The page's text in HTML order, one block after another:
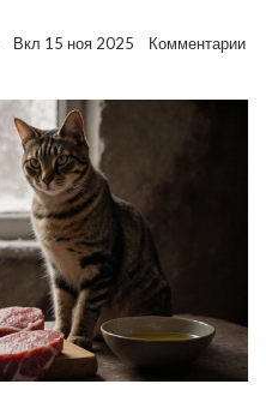
Вкл 15 ноя 2025 Комментарии